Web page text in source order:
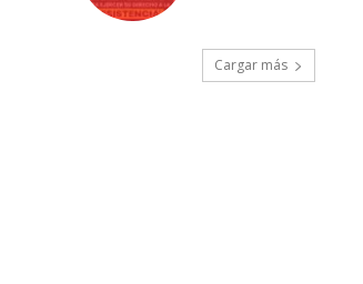
Cargar más